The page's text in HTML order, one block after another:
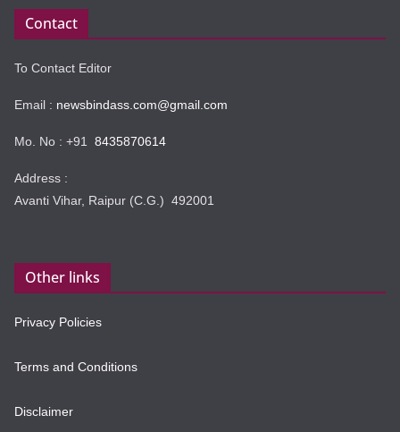
Contact
To Contact Editor
Email : newsbindass.com@gmail.com
Mo. No : +91 8435870614
Address :
Avanti Vihar, Raipur (C.G.) 492001
Other links
Privacy Policies
Terms and Conditions
Disclaimer